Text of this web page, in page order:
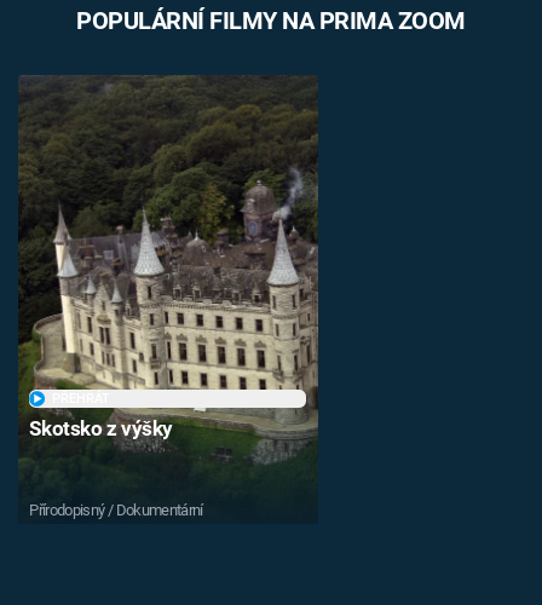
POPULÁRNÍ FILMY NA PRIMA ZOOM
Skotsko z výšky
Přírodopisný / Dokumentární